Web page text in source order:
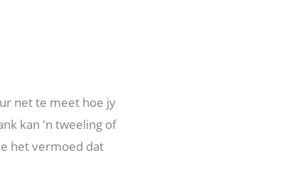
net te meet hoe jy
kan 'n tweeling of
het vermoed dat